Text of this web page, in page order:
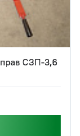
СЗП-3,6